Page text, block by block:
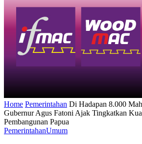
Home Pemerintahan Di Hadapan 8.000
Gubernur Agus Fatoni Ajak Tingkatkan
Pembangunan Papua
PemerintahanUmum